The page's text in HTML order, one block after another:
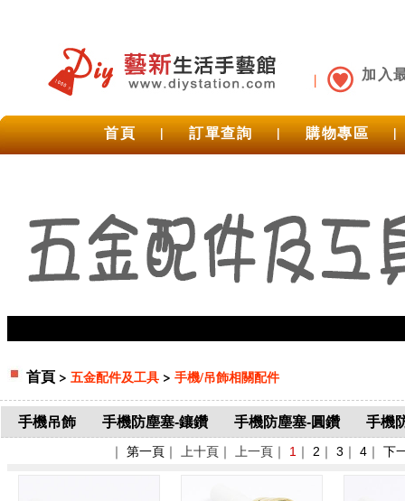
加入
首頁 | 訂單查詢 | 購物專區 |
首頁 > 五金配件及工具 > 手機/吊飾相關配件
手機吊飾 手機防塵塞-鑲鑽 手機防塵塞-圓鑽 手機
｜ 第一頁 ｜ 上十頁｜ 上一頁｜ 1 ｜ 2 ｜ 3 ｜ 4 ｜ 下